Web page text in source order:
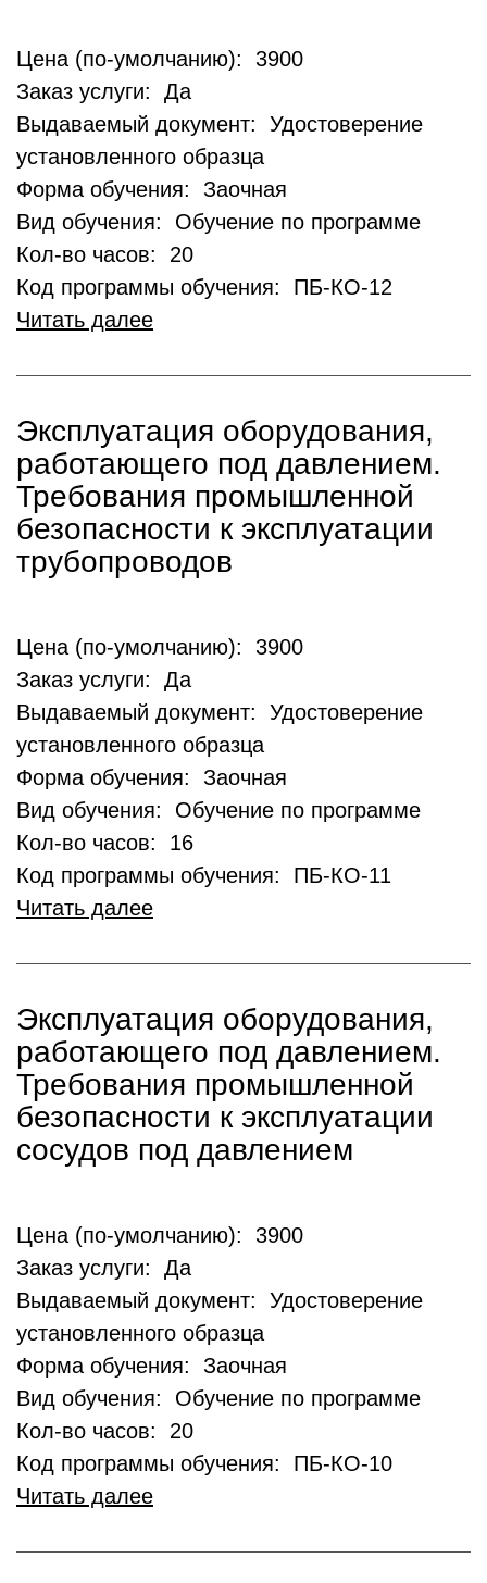
Цена (по-умолчанию): 3900
Заказ услуги: Да
Выдаваемый документ: Удостоверение
установленного образца
Форма обучения: Заочная
Вид обучения: Обучение по программе
Кол-во часов: 20
Код программы обучения: ПБ-КО-12
Читать далее
Эксплуатация оборудования,
работающего под давлением.
Требования промышленной
безопасности к эксплуатации
трубопроводов
Цена (по-умолчанию): 3900
Заказ услуги: Да
Выдаваемый документ: Удостоверение
установленного образца
Форма обучения: Заочная
Вид обучения: Обучение по программе
Кол-во часов: 16
Код программы обучения: ПБ-КО-11
Читать далее
Эксплуатация оборудования,
работающего под давлением.
Требования промышленной
безопасности к эксплуатации
сосудов под давлением
Цена (по-умолчанию): 3900
Заказ услуги: Да
Выдаваемый документ: Удостоверение
установленного образца
Форма обучения: Заочная
Вид обучения: Обучение по программе
Кол-во часов: 20
Код программы обучения: ПБ-КО-10
Читать далее